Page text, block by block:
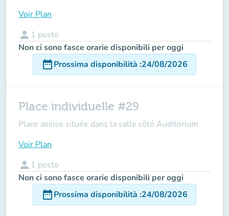
Voir Plan
person 1 posto
Non ci sono fasce orarie disponibili per oggi
date_rangeProssima disponibilità :24/08/2026
Place individuelle #29
Place assise située dans la salle côté Auditorium
Voir Plan
person 1 posto
Non ci sono fasce orarie disponibili per oggi
date_rangeProssima disponibilità :24/08/2026